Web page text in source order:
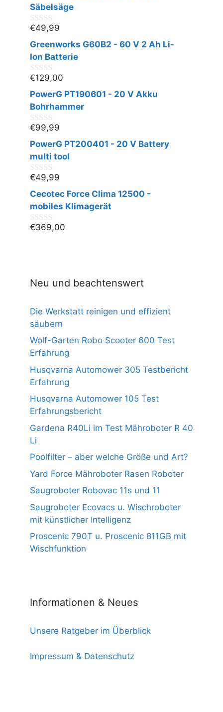
Säbelsäge
0
v
o
n
€49,99
Greenworks G60B2 - 60 V 2 Ah Li-
Ion Batterie
0
v
o
n
€129,00
PowerG PT190601 - 20 V Akku
Bohrhammer
0
v
o
n
€99,99
PowerG PT200401 - 20 V Battery
multi tool
0
v
o
n
€49,99
Cecotec Force Clima 12500 -
mobiles Klimagerät
0
€369,00
Neu und beachtenswert
Die Werkstatt reinigen und effizient
säubern
Wolf-Garten Robo Scooter 600 Test
Erfahrung
Husqvarna Automower 305 Testbericht
Erfahrung
Husqvarna Automower 105 Test
Erfahrungsbericht
Gardena R40Li im Test Mähroboter R 40
Li
Poolfilter – aber welche Größe und Art?
Yard Force Mähroboter Rasen Roboter
Saugroboter Robovac 11s und 11
Saugroboter Ecovacs u. Wischroboter
mit künstlicher Intelligenz
Proscenic 790T u. Proscenic 811GB mit
Wischfunktion
Informationen & Neues
Unsere Ratgeber im Überblick
Impressum & Datenschutz